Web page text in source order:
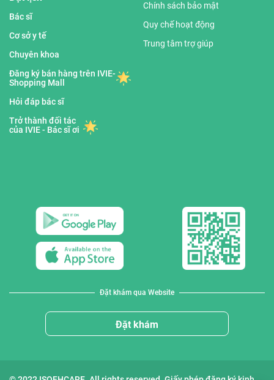
Bác sĩ
Cơ sở y tế
Chuyên khoa
Đăng ký bán hàng trên IVIE-
Shopping Mall
Hỏi đáp bác sĩ
Trở thành đối tác
của IVIE - Bác sĩ ơi
Chính sách bảo mật
Quy chế hoạt động
Trung tâm trợ giúp
Đặt khám qua Website
Đặt khám